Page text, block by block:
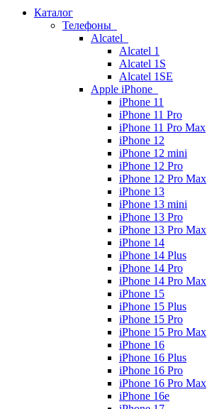
Каталог
Телефоны
Alcatel
Alcatel 1
Alcatel 1S
Alcatel 1SE
Apple iPhone
iPhone 11
iPhone 11 Pro
iPhone 11 Pro Max
iPhone 12
iPhone 12 mini
iPhone 12 Pro
iPhone 12 Pro Max
iPhone 13
iPhone 13 mini
iPhone 13 Pro
iPhone 13 Pro Max
iPhone 14
iPhone 14 Plus
iPhone 14 Pro
iPhone 14 Pro Max
iPhone 15
iPhone 15 Plus
iPhone 15 Pro
iPhone 15 Pro Max
iPhone 16
iPhone 16 Plus
iPhone 16 Pro
iPhone 16 Pro Max
iPhone 16e